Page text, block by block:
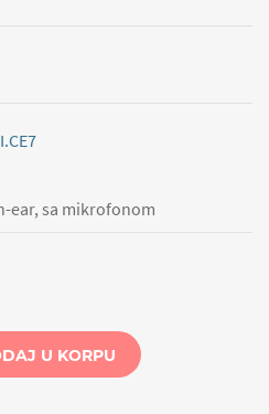
ear, sa mikrofonom
U KORPU